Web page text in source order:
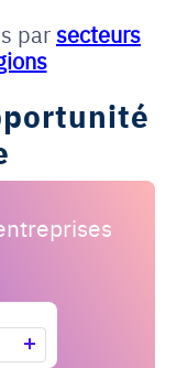
parsecteurs